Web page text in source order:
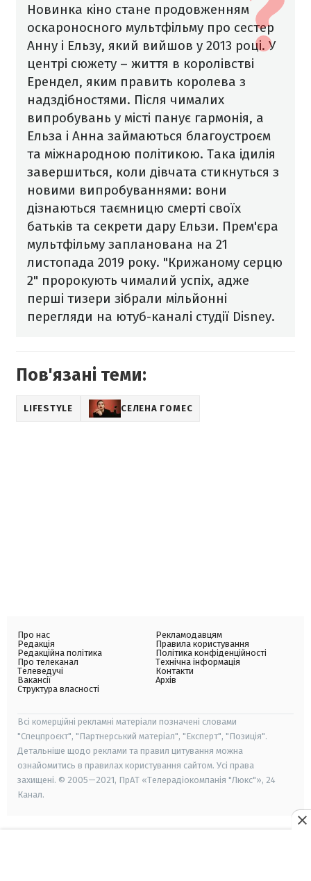
Новинка кіно стане продовженням
оскароносного мультфільму про сестер
Анну і Ельзу, який вийшов у 2013 році. У
центрі сюжету – життя в королівстві
Ерендел, яким править королева з
надздібностями. Після чималих
випробувань у місті панує гармонія, а
Ельза і Анна займаються благоустроєм
та міжнародною політикою. Така ідилія
завершиться, коли дівчата стикнуться з
новими випробуваннями: вони
дізнаються таємницю смерті своїх
батьків та секрети дару Ельзи. Прем'єра
мультфільму запланована на 21
листопада 2019 року. "Крижаному серцю
2" пророкують чималий успіх, адже
перші тизери зібрали мільйонні
перегляди на ютуб-каналі студії Disney.
Пов'язані теми:
LIFESTYLE СЕЛЕНА ГОМЕС
Про нас
Редакція
Редакційна політика
Про телеканал
Телеведучі
Вакансії
Структура власності
Рекламодавцям
Правила користування
Політика конфіденційності
Технічна інформація
Контакти
Архів
Всі комерційні рекламні матеріали позначені словами
"Спецпроєкт", "Партнерський матеріал", "Експерт", "Позиція".
Детальніше щодо реклами та правил цитування можна
ознайомитись в правилах користування сайтом. Усі права
захищені. © 2005—2021, ПрАТ «Телерадіокомпанія "Люкс"», 24
Канал.